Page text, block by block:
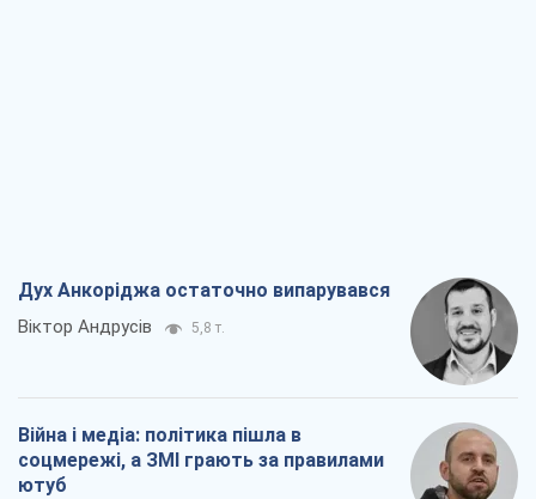
Дух Анкоріджа остаточно випарувався
Віктор Андрусів 5,8 т.
Війна і медіа: політика пішла в
соцмережі, а ЗМІ грають за правилами
ютуб